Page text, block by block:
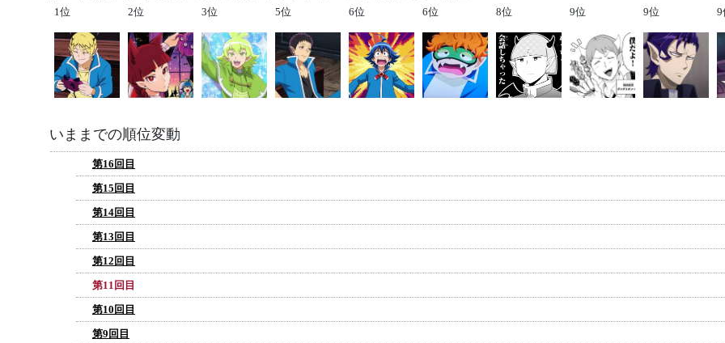
1位 2位 3位 5位 6位 6位 8位 9位 9位 9
いままでの順位変動
第16回目
第15回目
第14回目
第13回目
第12回目
第11回目
第10回目
第9回目